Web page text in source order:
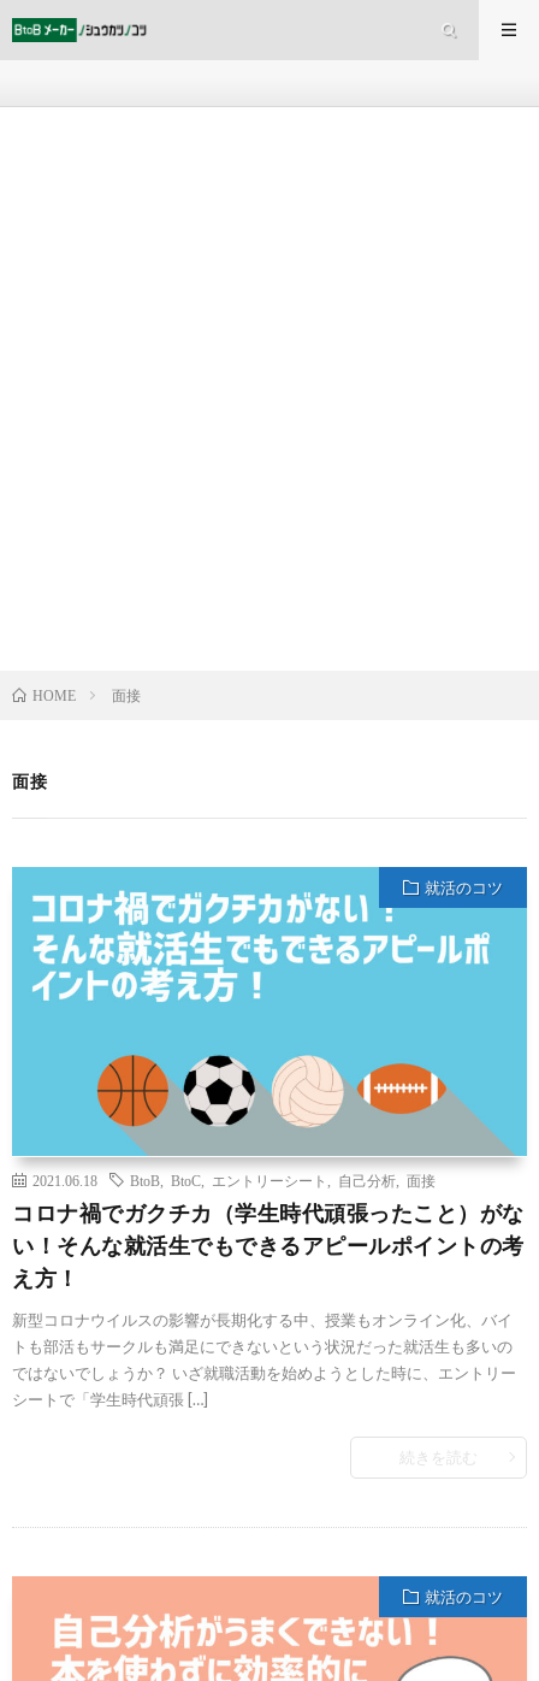
HOME 面接
面接
就活のコツ
2021.06.18 BtoB BtoC エントリーシート 自己分析 面接
コロナ禍でガクチカ（学生時代頑張ったこと）がな
い！そんな就活生でもできるアピールポイントの考
え方！
新型コロナウイルスの影響が長期化する中、授業もオンライン化、バイ
トも部活もサークルも満足にできないという状況だった就活生も多いの
ではないでしょうか？ いざ就職活動を始めようとした時に、エントリー
シートで「学生時代頑張 […]
続きを読む
就活のコツ